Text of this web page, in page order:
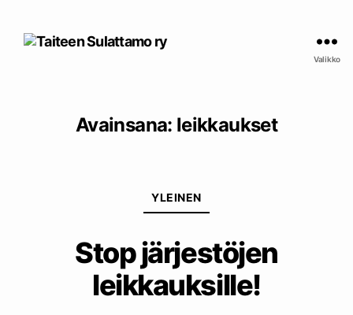
Valikko
Avainsana: leikkaukset
YLEINEN
Stop järjestöjen
leikkauksille!